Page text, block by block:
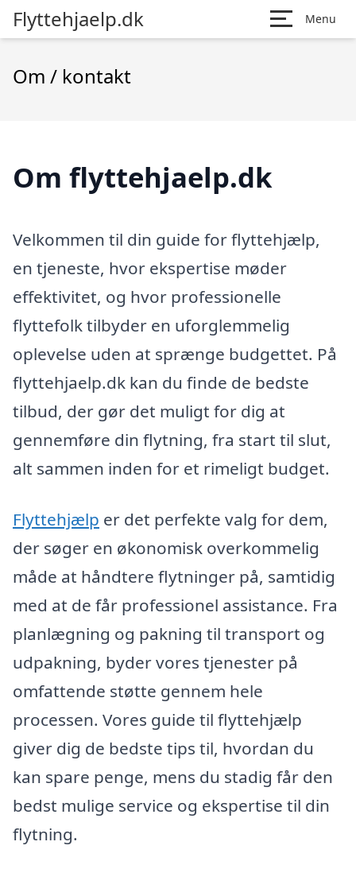
Flyttehjaelp.dk Menu
Om / kontakt
Om flyttehjaelp.dk
Velkommen til din guide for flyttehjælp,
en tjeneste, hvor ekspertise møder
effektivitet, og hvor professionelle
flyttefolk tilbyder en uforglemmelig
oplevelse uden at sprænge budgettet. På
flyttehjaelp.dk kan du finde de bedste
tilbud, der gør det muligt for dig at
gennemføre din flytning, fra start til slut,
alt sammen inden for et rimeligt budget.
Flyttehjælp er det perfekte valg for dem,
der søger en økonomisk overkommelig
måde at håndtere flytninger på, samtidig
med at de får professionel assistance. Fra
planlægning og pakning til transport og
udpakning, byder vores tjenester på
omfattende støtte gennem hele
processen. Vores guide til flyttehjælp
giver dig de bedste tips til, hvordan du
kan spare penge, mens du stadig får den
bedst mulige service og ekspertise til din
flytning.